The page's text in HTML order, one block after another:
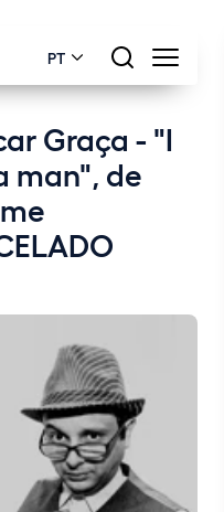
PT
Graça - "I
man", de